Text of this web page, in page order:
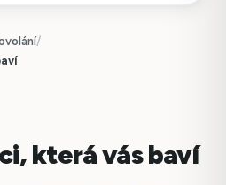
/
která vás baví